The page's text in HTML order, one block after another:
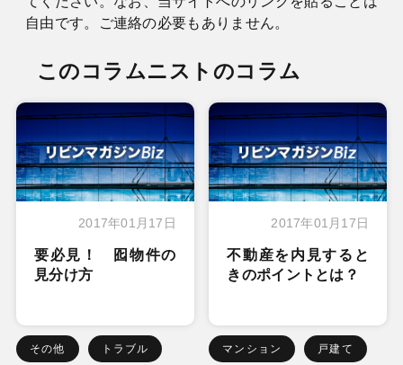
自由です。ご連絡の必要もありません。
このコラムニストのコラム
2017年01月17日
要必見！ 囮物件の
見分け方
その他 トラブル
2017年01月17日
不動産を内見すると
きのポイントとは？
マンション 戸建て